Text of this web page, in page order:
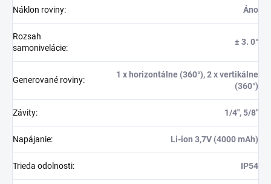
Náklon roviny: Áno
Rozsah
samonivelácie:
± 3. 0°
Generované roviny:
1 x horizontálne (360°), 2 x vertikálne
(360°)
Závity: 1/4″, 5/8″
Napájanie: Li-ion 3,7V (4000 mAh)
Trieda odolnosti: IP54